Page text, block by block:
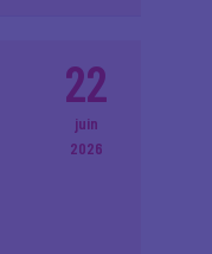
22
juin
2026